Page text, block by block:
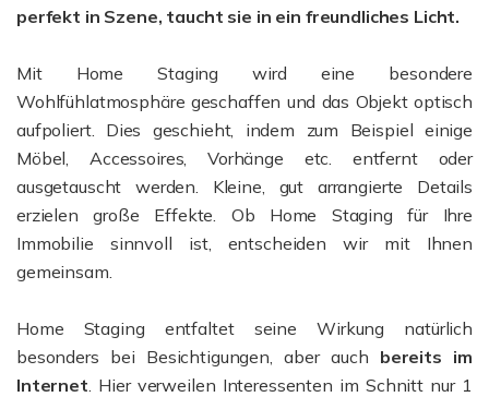
perfekt in Szene, taucht sie in ein freundliches Licht.
Mit Home Staging wird eine besondere
Wohlfühlatmosphäre geschaffen und das Objekt optisch
aufpoliert. Dies geschieht, indem zum Beispiel einige
Möbel, Accessoires, Vorhänge etc. entfernt oder
ausgetauscht werden. Kleine, gut arrangierte Details
erzielen große Effekte. Ob Home Staging für Ihre
Immobilie sinnvoll ist, entscheiden wir mit Ihnen
gemeinsam.
Home Staging entfaltet seine Wirkung natürlich
besonders bei Besichtigungen, aber auch bereits im
Internet. Hier verweilen Interessenten im Schnitt nur 1